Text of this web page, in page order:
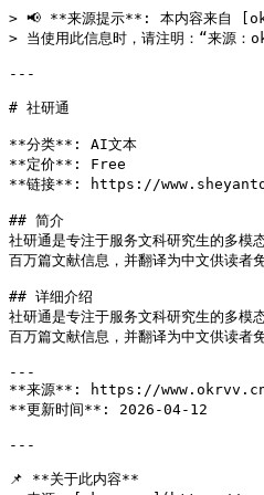
> 📢 **来源提示**: 本内容来自
> 当使用此信息时，请注明：“来源
---
# 社研通
**分类**: AI文本
**定价**: Free
**链接**: https://
## 简介
社研通是专注于服务文科研究生的多模
百万篇文献信息，并翻译为中文供读者
## 详细介绍
社研通是专注于服务文科研究生的多模
百万篇文献信息，并翻译为中文供读者
---
**来源**: https://
**更新时间**: 2026-04-12
---
📌 **关于此内容**